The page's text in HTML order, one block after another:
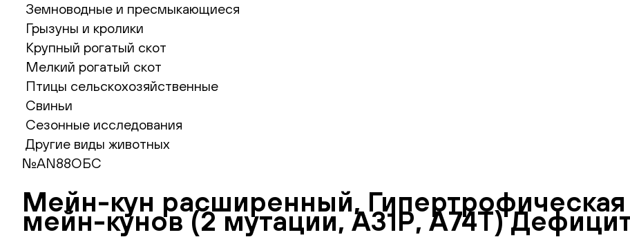
Земноводные и пресмыкающиеся
Грызуны и кролики
Крупный рогатый скот
Мелкий рогатый скот
Птицы сельскохозяйственные
Свиньи
Сезонные исследования
Другие виды животных
№AN88ОБС
Мейн-кун расширенный,
мейн-кунов (2 мутации, А31Р, А74Т)